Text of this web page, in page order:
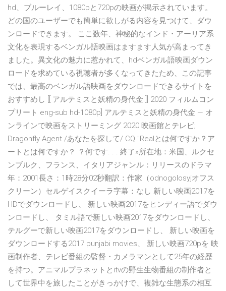
hd、ブルーレイ、1080pと720pの映画が掲示されています。
どの国のユーザーでも簡単に欲しがる内容を見つけて、ダウ
ンロードできます。 ここ数年、神秘的なインド・アーリア系
文化を表現するベンガル語映画はますます人気が高まってき
ました。異文化の魅力に惹かれて、hdベンガル語映画ダウン
ロードを求めている視聴者が多くなってきたため、この記事
では、最高のベンガル語映画をダウンロードできるサイトを
おすすめし [[ アルテミスと妖精の身代金 ]] 2020 フィルムコン
プリート eng-sub hd-1080p] アルテミスと妖精の身代金 — オ
ンラインで映画をストリーミング 2020 映画館とテレビ;
Dragonfly Agent /あなたを探して/ CQ "Realとは何ですか？ア
ートとは何ですか？ ？何です. . . 終了»所在地：米国、ルクセ
ンブルク、フランス、イタリアジャンル：リリースのドラマ
年：2001長さ：1時28分02秒翻訳：作家（odnogolosyjオフス
クリーン）セルゲイスクイーラ字幕：なし 新しい映画2017を
HDでダウンロードし、 新しい映画2017をヒンディー語でダウ
ンロードし、 タミル語で新しい映画2017をダウンロードし、
テルグーで新しい映画2017をダウンロードし、 新しい映画を
ダウンロードする2017 punjabi movies、 新しい映画720pを 映
画制作者、テレビ番組の監督・カメラマンとして25年の経歴
を持つ。アニマルプラネットとitvの野生生物番組の制作者と
して世界中を旅したことがきっかけで、複雑な生態系の相互